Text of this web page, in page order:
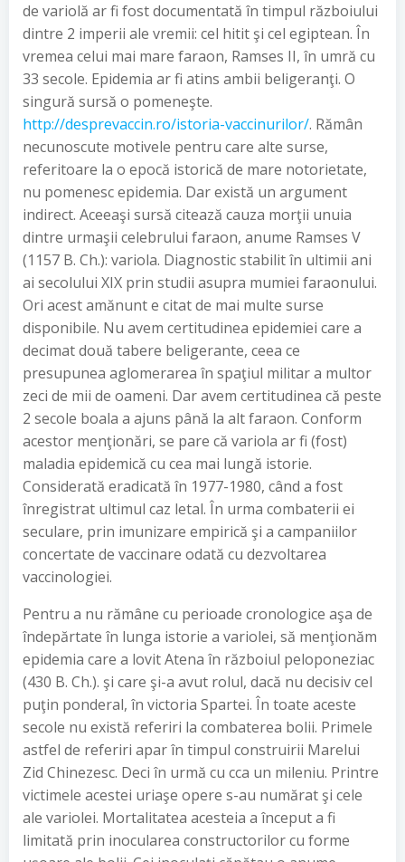
de variolă ar fi fost documentată în timpul războiului
dintre 2 imperii ale vremii: cel hitit şi cel egiptean. În
vremea celui mai mare faraon, Ramses II, în umră cu
33 secole. Epidemia ar fi atins ambii beligeranţi. O
singură sursă o pomeneşte.
http://desprevaccin.ro/istoria-vaccinurilor/. Rămân
necunoscute motivele pentru care alte surse,
referitoare la o epocă istorică de mare notorietate,
nu pomenesc epidemia. Dar există un argument
indirect. Aceeaşi sursă citează cauza morţii unuia
dintre urmaşii celebrului faraon, anume Ramses V
(1157 B. Ch.): variola. Diagnostic stabilit în ultimii ani
ai secolului XIX prin studii asupra mumiei faraonului.
Ori acest amănunt e citat de mai multe surse
disponibile. Nu avem certitudinea epidemiei care a
decimat două tabere beligerante, ceea ce
presupunea aglomerarea în spaţiul militar a multor
zeci de mii de oameni. Dar avem certitudinea că peste
2 secole boala a ajuns până la alt faraon. Conform
acestor menţionări, se pare că variola ar fi (fost)
maladia epidemică cu cea mai lungă istorie.
Considerată eradicată în 1977-1980, când a fost
înregistrat ultimul caz letal. În urma combaterii ei
seculare, prin imunizare empirică şi a campaniilor
concertate de vaccinare odată cu dezvoltarea
vaccinologiei.
Pentru a nu rămâne cu perioade cronologice aşa de
îndepărtate în lunga istorie a variolei, să menţionăm
epidemia care a lovit Atena în războiul peloponeziac
(430 B. Ch.). şi care şi-a avut rolul, dacă nu decisiv cel
puţin ponderal, în victoria Spartei. În toate aceste
secole nu există referiri la combaterea bolii. Primele
astfel de referiri apar în timpul construirii Marelui
Zid Chinezesc. Deci în urmă cu cca un mileniu. Printre
victimele acestei uriaşe opere s-au numărat şi cele
ale variolei. Mortalitatea acesteia a început a fi
limitată prin inocularea constructorilor cu forme